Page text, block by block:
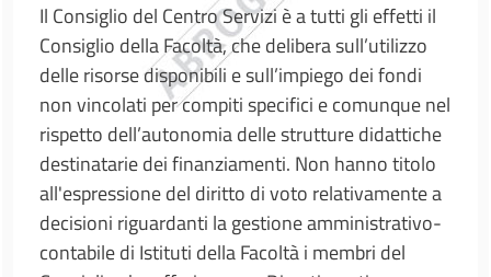
Il Consiglio del Centro Servizi è a tutti gli effetti il
Consiglio della Facoltà, che delibera sull’utilizzo
delle risorse disponibili e sull’impiego dei fondi
non vincolati per compiti specifici e comunque nel
rispetto dell’autonomia delle strutture didattiche
destinatarie dei finanziamenti. Non hanno titolo
all'espressione del diritto di voto relativamente a
decisioni riguardanti la gestione amministrativo-
contabile di Istituti della Facoltà i membri del